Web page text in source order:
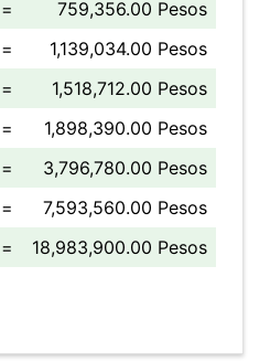
=
759,356.00 Pesos
=
1,139,034.00 Pesos
=
1,518,712.00 Pesos
=
1,898,390.00 Pesos
=
3,796,780.00 Pesos
=
7,593,560.00 Pesos
= 18,983,900.00 Pesos